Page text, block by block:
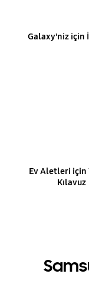
Galaxy'niz için
Ev Aletleri için
Kılavuz